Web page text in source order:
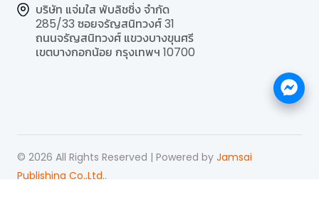
บริษัท แจ่มใส พับลิชชิ่ง จำกัด
285/33 ซอยจรัญสนิทวงศ์ 31
ถนนจรัญสนิทวงศ์ แขวงบางขุนศรี
เขตบางกอกน้อย กรุงเทพฯ 10700
© 2026 All Rights Reserved | Powered by Jamsai
Publishing Co.,Ltd..